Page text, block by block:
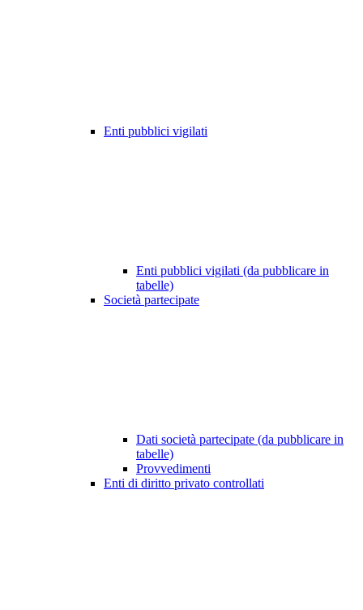
Enti pubblici vigilati
Enti pubblici vigilati (da pubblicare in
tabelle)
Società partecipate
Dati società partecipate (da pubblicare in
tabelle)
Provvedimenti
Enti di diritto privato controllati